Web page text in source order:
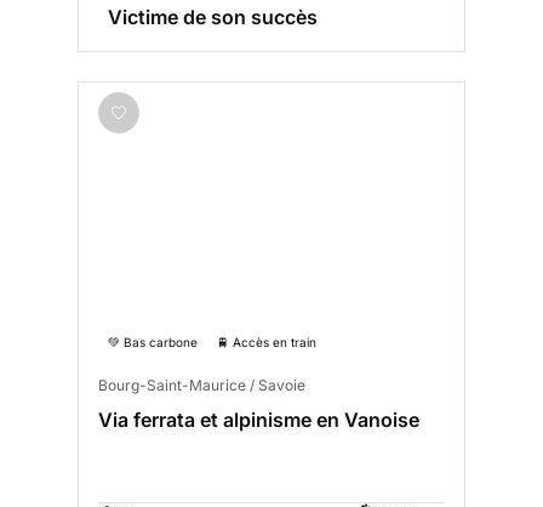
Victime de son succès
💚 Bas carbone 🚆 Accès en train
Bourg-Saint-Maurice / Savoie
Via ferrata et alpinisme en Vanoise